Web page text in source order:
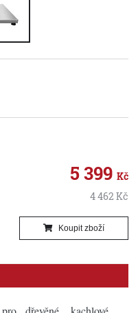
5 399 Kč
4 462 Kč
Koupit zboží